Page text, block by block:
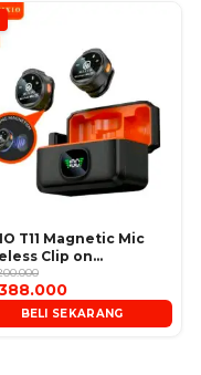
T11 Magnetic Mic
Clip on
BELI SEKARANG